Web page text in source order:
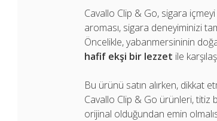
Cavallo Clip & Go, sigara
aroması, sigara deneyiminizi
Öncelikle, yabanmersininin
hafif ekşi bir lezzet ile
Bu ürünü satın alırken, dikkat
Cavallo Clip & Go ürünleri, titiz
orijinal olduğundan emin